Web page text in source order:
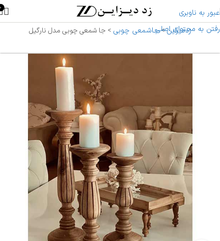
عبور به ناوبری
رفتن به محتوای اصلی
0
زددیزاین>جاشمعی چوبی > جا شمعی چوبی مدل نارگیل